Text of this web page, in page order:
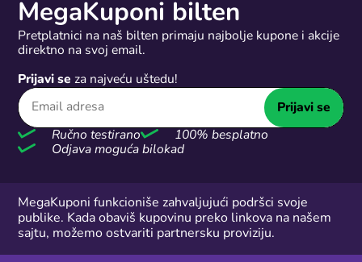
MegaKuponi bilten
Pretplatnici na naš bilten primaju najbolje kupone i akcije
direktno na svoj email.
Prijavi se za najveću uštedu!
Prijavi se
Ručno testirano
100% besplatno
Odjava moguća bilokad
MegaKuponi funkcioniše zahvaljujući podršci svoje
publike. Kada obaviš kupovinu preko linkova na našem
sajtu, možemo ostvariti partnersku proviziju.